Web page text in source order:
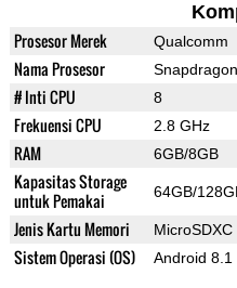
Prosesor Merek Qualcomm
Nama Prosesor
# Inti CPU 8
Frekuensi CPU 2.8 GHz
RAM 6GB/8GB
Kapasitas Storage
untuk Pemakai
64GB/
Jenis Kartu Memori MicroSDXC
Sistem Operasi (OS) Android 8.1